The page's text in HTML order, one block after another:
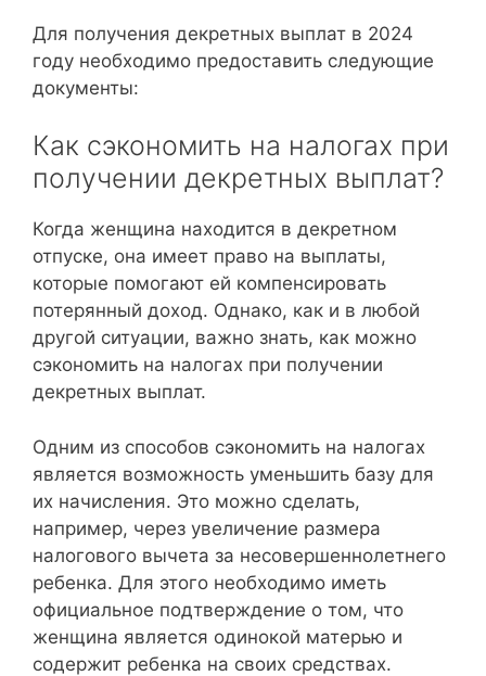
Для получения декретных выплат в 2024
году необходимо предоставить следующие
документы:
Как сэкономить на налогах при
получении декретных выплат?
Когда женщина находится в декретном
отпуске, она имеет право на выплаты,
которые помогают ей компенсировать
потерянный доход. Однако, как и в любой
другой ситуации, важно знать, как можно
сэкономить на налогах при получении
декретных выплат.
Одним из способов сэкономить на налогах
является возможность уменьшить базу для
их начисления. Это можно сделать,
например, через увеличение размера
налогового вычета за несовершеннолетнего
ребенка. Для этого необходимо иметь
официальное подтверждение о том, что
женщина является одинокой матерью и
содержит ребенка на своих средствах.